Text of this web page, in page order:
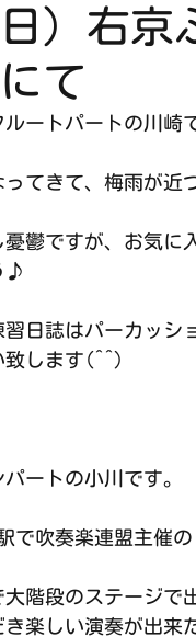
）右
て
ルートパートの川崎
てきて、梅雨が近
鬱ですが、お気に
♪
日誌はパーカッシ
致します(^^)
ートの小川です。
で吹奏楽連盟主催
階段のステージで
楽しい演奏が出来